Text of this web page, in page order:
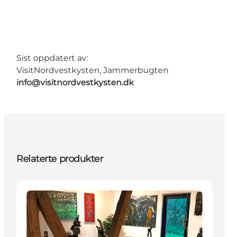
Sist oppdatert av:
VisitNordvestkysten, Jammerbugten
info@visitnordvestkysten.dk
Relaterte produkter
Attraktioner